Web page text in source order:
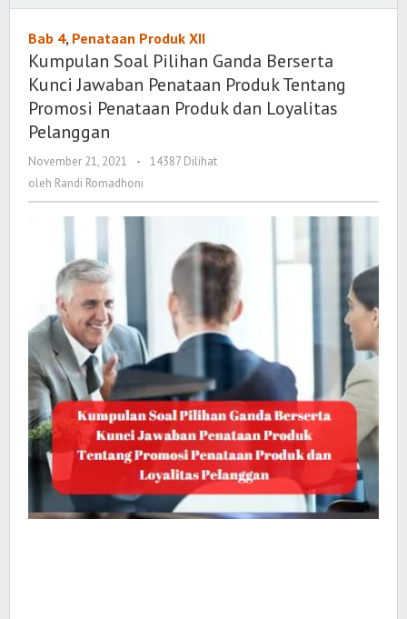
Soal
Ganda
Berserta
Kunci
Jawaban
Promosi
Produk
Loyalitas
Pelanggan
Bab 4, Penataan Produk XII
Kumpulan Soal Pilihan Ganda Berserta
Kunci Jawaban Penataan Produk Tentang
Promosi Penataan Produk dan Loyalitas
Pelanggan
November 21, 2021
oleh
Randi
-
14387 Dilihat
oleh Randi Romadhoni